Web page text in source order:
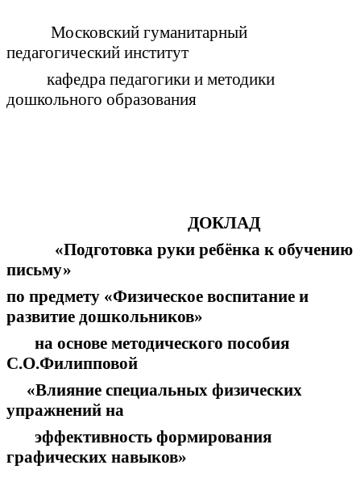
Московский гуманитарный
педагогический институт
кафедра педагогики и методики
дошкольного образования
ДОКЛАД
«Подготовка руки ребёнка к обучению
письму»
по предмету «Физическое воспитание и
развитие дошкольников»
на основе методического пособия
С.О.Филипповой
«Влияние специальных физических
упражнений на
эффективность формирования
графических навыков»